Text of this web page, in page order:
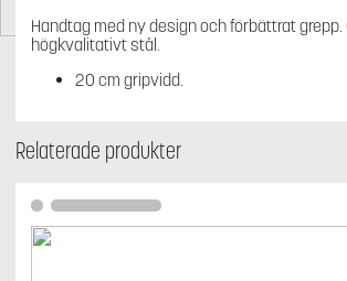
Handtag med ny design och förbättrat grepp.
högkvalitativt stål.
20 cm gripvidd.
Relaterade produkter